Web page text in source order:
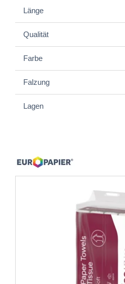
Länge
Qualität
Farbe
Falzung
Lagen